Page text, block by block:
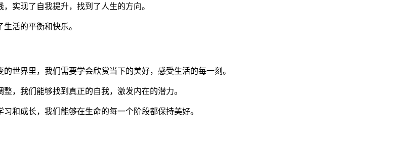
实现了自我提升，找到了人生的方向。
活的平衡和快乐。
世界里，我们需要学会欣赏当下的美好，感受生活的每一刻。
，我们能够找到真正的自我，激发内在的潜力。
和成长，我们能够在生命的每一个阶段都保持美好。